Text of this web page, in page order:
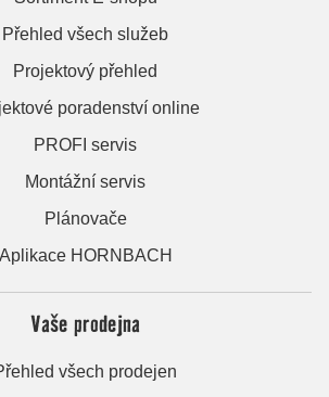
Přehled všech služeb
Projektový přehled
poradenství online
PROFI servis
Montážní servis
Plánovače
Aplikace HORNBACH
Vaše prodejna
všech prodejen